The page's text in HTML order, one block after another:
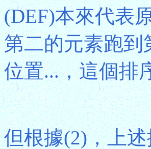
(DEF)本來代表
第二的元素跑到
位置...，這個排
但根據(2)，上